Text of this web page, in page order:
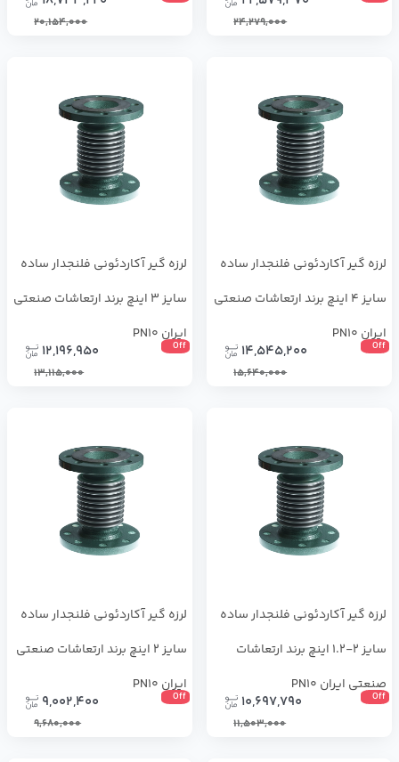
24,279,000
20,154,000
لرزه گیر آکاردئونی فلنجدار ساده
سایز 4 اینچ برند ارتعاشات صنعتی
ایران PN10
Off
14,545,200
15,640,000
لرزه گیر آکاردئونی فلنجدار ساده
سایز 3 اینچ برند ارتعاشات صنعتی
ایران PN10
Off
12,196,950
13,115,000
لرزه گیر آکاردئونی فلنجدار ساده
سایز 2-1.2 اینچ برند ارتعاشات
صنعتی ایران PN10
Off
10,697,790
11,503,000
لرزه گیر آکاردئونی فلنجدار ساده
سایز 2 اینچ برند ارتعاشات صنعتی
ایران PN10
Off
9,002,400
9,680,000